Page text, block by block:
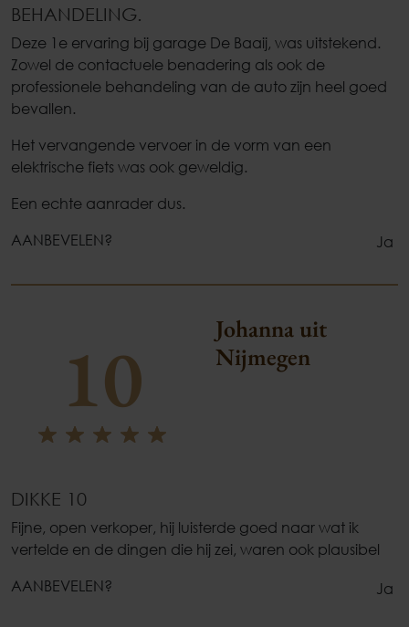
BEHANDELING.
Deze 1e ervaring bij garage De Baaij, was uitstekend.
Zowel de contactuele benadering als ook de
professionele behandeling van de auto zijn heel goed
bevallen.
Het vervangende vervoer in de vorm van een
elektrische fiets was ook geweldig.
Een echte aanrader dus.
AANBEVELEN?
Ja
10
Johanna uit
Nijmegen
DIKKE 10
Fijne, open verkoper, hij luisterde goed naar wat ik
vertelde en de dingen die hij zei, waren ook plausibel
AANBEVELEN?
Ja